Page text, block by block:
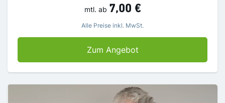
mtl. ab 7,00 €
Alle Preise inkl. MwSt.
Zum AngebotAktionsbundle – Für